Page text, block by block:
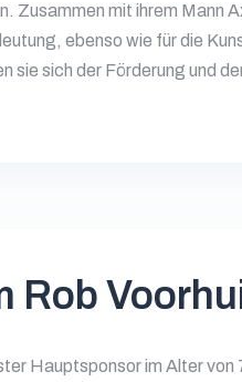
Zusammen mit ihrem Mann
ebenso wie für die
sie sich der Förderung und
Rob
Hauptsponsor im Alter